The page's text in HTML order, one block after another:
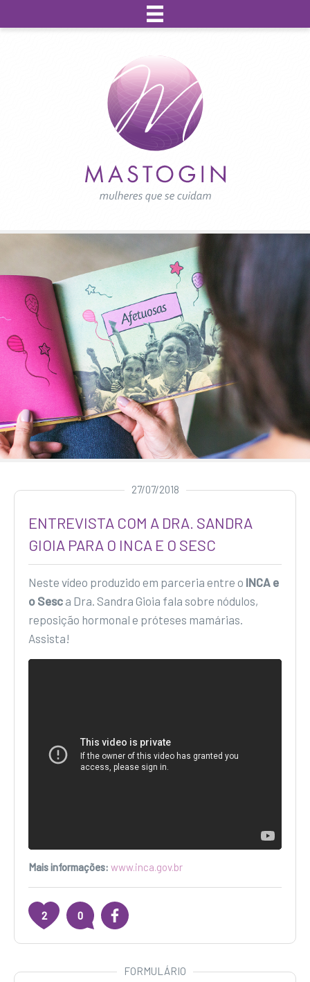
27/07/2018
ENTREVISTA COM A DRA. SANDRA
GIOIA PARA O INCA E O SESC
Neste vídeo produzido em parceria entre o INCA e
o Sesc a Dra. Sandra Gioia fala sobre nódulos,
reposição hormonal e próteses mamárias.
Assista!
Mais informações: www.inca.gov.br
2 0
FORMULÁRIO